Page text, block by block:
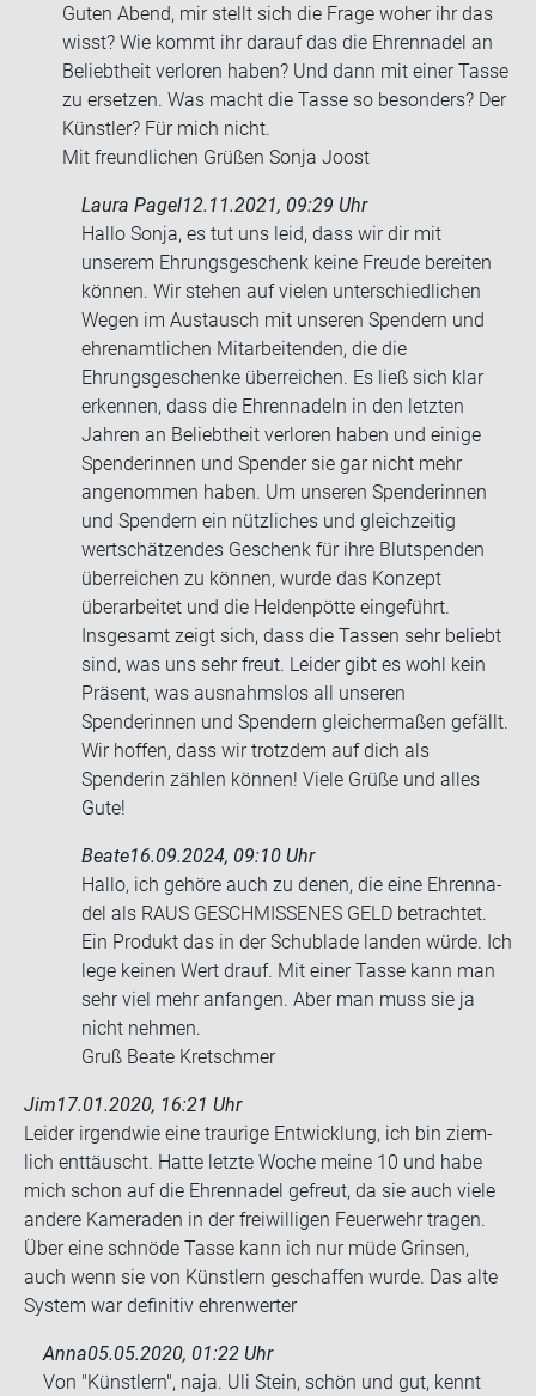
Guten Abend, mir stellt sich die Frage woher ihr das
wisst? Wie kommt ihr dar­auf das die Eh­ren­na­del an
Be­liebt­heit ver­lo­ren haben? Und dann mit einer Tasse
zu er­set­zen. Was macht die Tasse so be­son­ders? Der
Künst­ler? Für mich nicht.
Mit freund­li­chen Grü­ßen Sonja Joost
Laura Pagel12.11.2021, 09:29 Uhr
Hallo Sonja, es tut uns leid, dass wir dir mit
unserem Ehrungsgeschenk keine Freude bereiten
können. Wir stehen auf vielen unterschiedlichen
Wegen im Austausch mit unseren Spendern und
ehrenamtlichen Mitarbeitenden, die die
Ehrungsgeschenke überreichen. Es ließ sich klar
erkennen, dass die Ehrennadeln in den letzten
Jahren an Beliebtheit verloren haben und einige
Spenderinnen und Spender sie gar nicht mehr
angenommen haben. Um unseren Spenderinnen
und Spendern ein nützliches und gleichzeitig
wertschätzendes Geschenk für ihre Blutspenden
überreichen zu können, wurde das Konzept
überarbeitet und die Heldenpötte eingeführt.
Insgesamt zeigt sich, dass die Tassen sehr beliebt
sind, was uns sehr freut. Leider gibt es wohl kein
Präsent, was ausnahmslos all unseren
Spenderinnen und Spendern gleichermaßen gefällt.
Wir hoffen, dass wir trotzdem auf dich als
Spenderin zählen können! Viele Grüße und alles
Gute!
Beate16.09.2024, 09:10 Uhr
Hallo, ich ge­hö­re auch zu denen, die eine Eh­ren­na­
del als RAUS GE­SCHMIS­SE­NES GELD be­trach­tet.
Ein Pro­dukt das in der Schub­la­de lan­den würde. Ich
lege kei­nen Wert drauf. Mit einer Tasse kann man
sehr viel mehr an­fan­gen. Aber man muss sie ja
nicht neh­men.
Gruß Beate Kret­sch­mer
Jim17.01.2020, 16:21 Uhr
Lei­der ir­gend­wie eine trau­ri­ge Ent­wick­lung, ich bin ziem­
lich ent­täuscht. Hatte letz­te Woche meine 10 und habe
mich schon auf die Eh­ren­na­del ge­freut, da sie auch viele
an­de­re Ka­me­ra­den in der frei­wil­li­gen Feu­er­wehr tra­gen.
Über eine schnö­de Tasse kann ich nur müde Grin­sen,
auch wenn sie von Künst­lern ge­schaf­fen wurde. Das alte
Sys­tem war de­fi­ni­tiv eh­ren­wer­ter
Anna05.05.2020, 01:22 Uhr
Von "Künst­lern", naja. Uli Stein, schön und gut, kennt